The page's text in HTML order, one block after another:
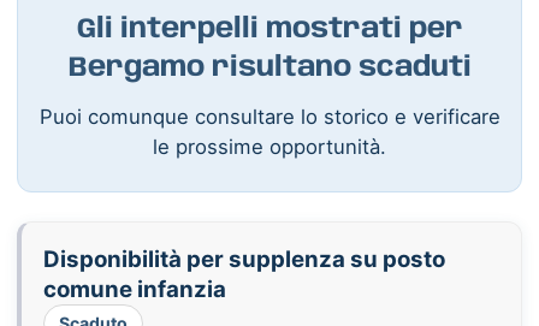
Gli interpelli mostrati per
Bergamo risultano scaduti
Puoi comunque consultare lo storico e verificare
le prossime opportunità.
Disponibilità per supplenza su posto
comune infanzia